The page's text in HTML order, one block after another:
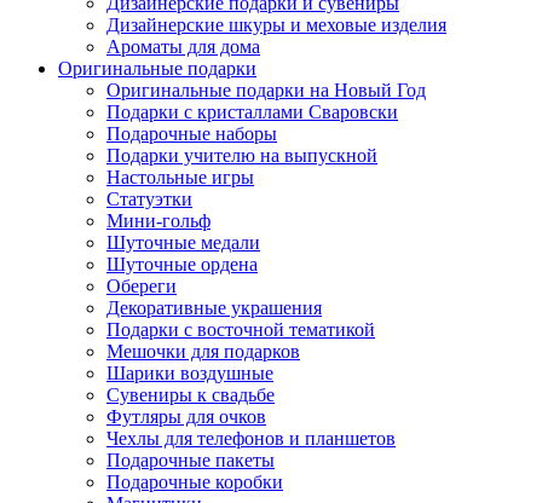
Дизайнерские шкуры и меховые изделия
Ароматы для дома
Оригинальные подарки
Оригинальные подарки на Новый Год
Подарки с кристаллами Сваровски
Подарочные наборы
Подарки учителю на выпускной
Настольные игры
Статуэтки
Мини-гольф
Шуточные медали
Шуточные ордена
Обереги
Декоративные украшения
Подарки с восточной тематикой
Мешочки для подарков
Шарики воздушные
Сувениры к свадьбе
Футляры для очков
Чехлы для телефонов и планшетов
Подарочные пакеты
Подарочные коробки